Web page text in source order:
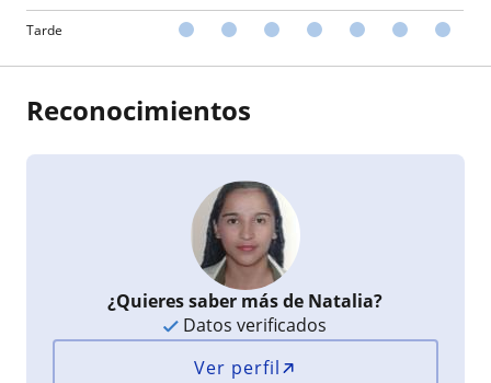
Tarde
Reconocimientos
¿Quieres saber más de Natalia?
Datos verificados
Ver perfil